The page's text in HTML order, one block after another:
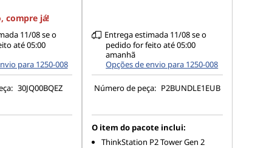
compre já!
11/08 se o
até 05:00
para 1250-008
30JQ00BQEZ
Entrega estimada 11/08 se o
pedido for feito até 05:00
amanhã
Opções de envio para 1250-008
Número de peça: P2BUNDLE1EUB
O item do pacote inclui:
ThinkStation P2 Tower Gen 2